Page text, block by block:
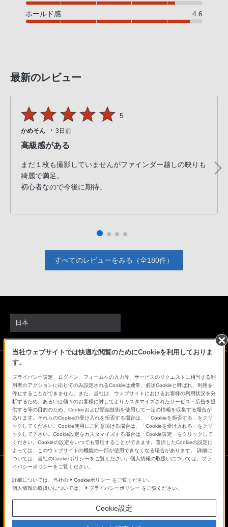
ホールド感 4.6
最新のレビュー
5
かめそん ・ 3日前
高級感がある
まだ１枚も撮影していませんがファインダー越しの映りも
綺麗で満足。
初心者なので今後に期待。
すべてのレビューをみる（全180件）
当社ウェブサイトでは快適な閲覧のためにCookieを利用しておりま
す。
プライバシー設定、ログイン、フォームへの入力等、サービスのリクエストに相当する利
用者のアクションに応じてのみ設定されるCookieは通常、必須Cookieと呼ばれ、利用を
停止することができません。また、当社は、ウェブサイトにおけるお客様の利用状況を分
析するため、あるいは個々のお客様に対してよりカスタマイズされたサービス・広告を提
供する等の目的のため、Cookieおよび類似技術を使用して一定の情報を収集する場合が
あります。それらのCookieの受け入れを拒否する場合は、「Cookieを拒否する」をクリ
ックしてください。Cookie使用にご同意頂ける場合は、「Cookieを受け入れる」をクリ
ックして下さい。Cookie設定をカスタマイズする場合は「Cookie設定」をクリックして
ください。Cookieの設定をいつでも管理することができます。選択したCookieの設定に
よっては、このウェブサイトの機能の一部が使用できなくなる場合があります。 詳細に
ついては、当社のCookieポリシーをご覧ください。個人情報の取扱いについては、プラ
イバシーポリシーをご覧ください。
詳細については、当社の Cookieポリシー をご覧ください。
個人情報の取扱いについては、
プライバシーポリシー をご覧ください。
Cookie設定
日本
ソニーストアでのお買い物にあたって
会社情報 採用情報 特約店のご案内
ニュースリリース
環境情報
My Sony 利用規約
ご利用条件
プライバシーポリシー
Copyright 2026 Sony Marketing Inc.